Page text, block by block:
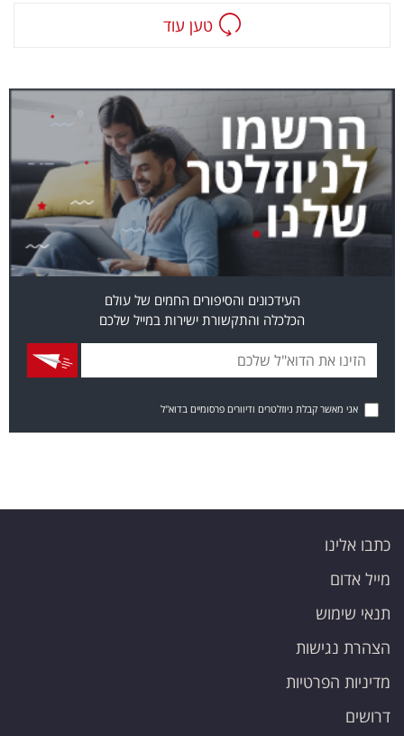
טען עוד
העידכונים והסיפורים החמים של עולם
הכלכלה והתקשורת ישירות במייל שלכם
אני מאשר קבלת ניוזלטרים ודיוורים פרסומיים בדוא"ל
כתבו אלינו
מייל אדום
תנאי שימוש
הצהרת נגישות
מדיניות הפרטיות
דרושים